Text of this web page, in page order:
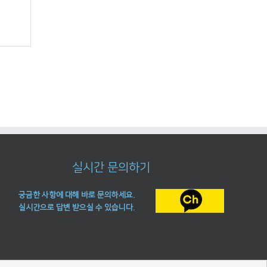
실시간 문의하기
궁금한 사항에 대해 바로 문의하세요.
실시간으로 답변 받으실 수 있습니다.